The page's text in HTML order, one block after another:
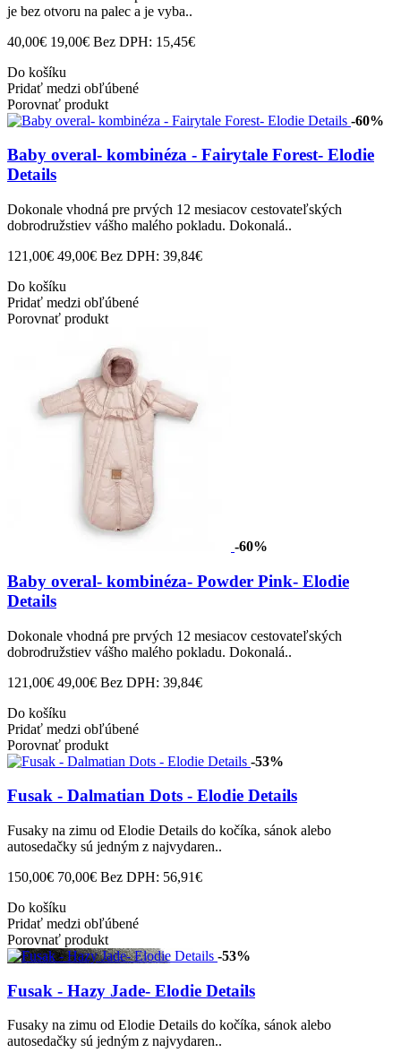
je bez otvoru na palec a je vyba..
40,00€ 19,00€ Bez DPH: 15,45€
Do košíku
Pridať medzi obľúbené
Porovnať produkt
-60%
Baby overal- kombinéza - Fairytale Forest- Elodie
Details
Dokonale vhodná pre prvých 12 mesiacov cestovateľských
dobrodružstiev vášho malého pokladu. Dokonalá..
121,00€ 49,00€ Bez DPH: 39,84€
Do košíku
Pridať medzi obľúbené
Porovnať produkt
-60%
Baby overal- kombinéza- Powder Pink- Elodie
Details
Dokonale vhodná pre prvých 12 mesiacov cestovateľských
dobrodružstiev vášho malého pokladu. Dokonalá..
121,00€ 49,00€ Bez DPH: 39,84€
Do košíku
Pridať medzi obľúbené
Porovnať produkt
-53%
Fusak - Dalmatian Dots - Elodie Details
Fusaky na zimu od Elodie Details do kočíka, sánok alebo
autosedačky sú jedným z najvydaren..
150,00€ 70,00€ Bez DPH: 56,91€
Do košíku
Pridať medzi obľúbené
Porovnať produkt
-53%
Fusak - Hazy Jade- Elodie Details
Fusaky na zimu od Elodie Details do kočíka, sánok alebo
autosedačky sú jedným z najvydaren..